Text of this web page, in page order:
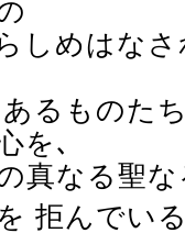
しめはな
るものた
を､
真なる聖
拒んでい